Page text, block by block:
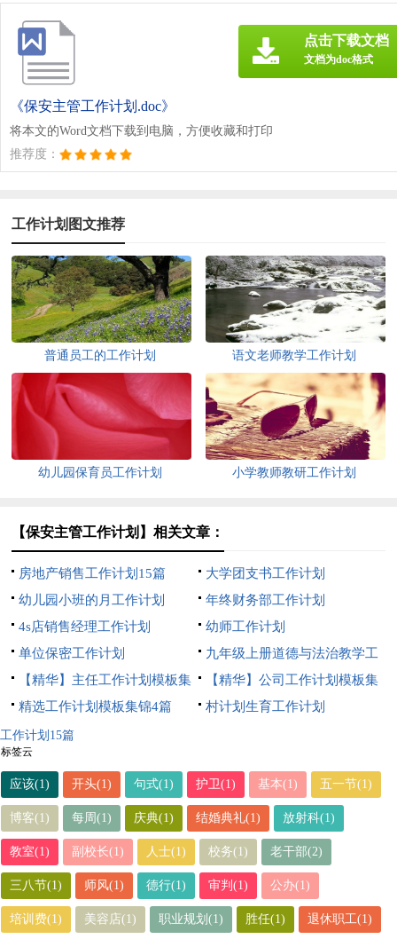
《保安主管工作计划.doc》
将本文的Word文档下载到电脑，方便收藏和打印
推荐度：
点击下载文档
文档为doc格式
工作计划图文推荐
普通员工的工作计划 语文老师教学工作计划
幼儿园保育员工作计划 小学教师教研工作计划
【保安主管工作计划】相关文章：
房地产销售工作计划15篇
大学团支书工作计划
幼儿园小班的月工作计划
年终财务部工作计划
4s店销售经理工作计划
幼师工作计划
单位保密工作计划
九年级上册道德与法治教学工
作计划
【精华】主任工作计划模板集
合五篇
【精华】公司工作计划模板集
合9篇
精选工作计划模板集锦4篇 村计划生育工作计划
工作计划15篇
标签云
应该(1) 开头(1) 句式(1) 护卫(1) 基本(1) 五一节(1)
博客(1) 每周(1) 庆典(1) 结婚典礼(1) 放射科(1)
教室(1) 副校长(1) 人士(1) 校务(1) 老干部(2)
三八节(1) 师风(1) 德行(1) 审判(1) 公办(1)
培训费(1) 美容店(1) 职业规划(1) 胜任(1) 退休职工(1)